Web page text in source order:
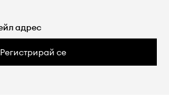
Регистрирай се